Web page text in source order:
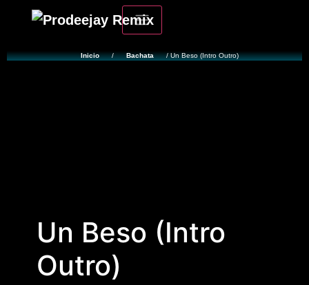
Inicio / Bachata / Un Beso (Intro Outro)
Un Beso (Intro
Outro)